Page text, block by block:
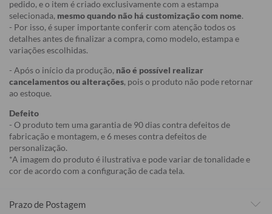
pedido, e o item é criado exclusivamente com a estampa
selecionada, mesmo quando não há customização com nome.
- Por isso, é super importante conferir com atenção todos os
detalhes antes de finalizar a compra, como modelo, estampa e
variações escolhidas.
- Após o início da produção, não é possível realizar
cancelamentos ou alterações, pois o produto não pode retornar
ao estoque.
Defeito
- O produto tem uma garantia de 90 dias contra defeitos de
fabricação e montagem, e 6 meses contra defeitos de
personalização.
*A imagem do produto é ilustrativa e pode variar de tonalidade e
cor de acordo com a configuração de cada tela.
Prazo de Postagem